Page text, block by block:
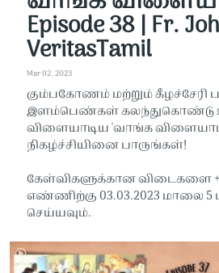
Episode 38 | Fr.
VeritasTamil
Mar 02, 2023
கும்பகோணம் மற்றும்
இளம்பெண்கள் கலந்துகொண்டு
விளையாடிய 'வாங்க
நிகழ்ச்சியினை பாருங்கள்!
கேள்விகளுக்கான விடைகளை
எண்ணிற்கு 03.03.2023 மாலை 5
செய்யவும்.